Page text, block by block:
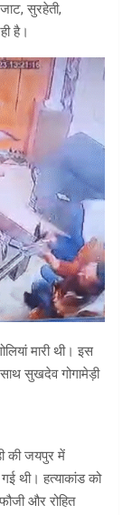
सुरहेती,
है।
मारी थी। इस
सुखदेव गोगामेड़ी
की जयपुर में
थी। हत्याकांड को
और रोहित